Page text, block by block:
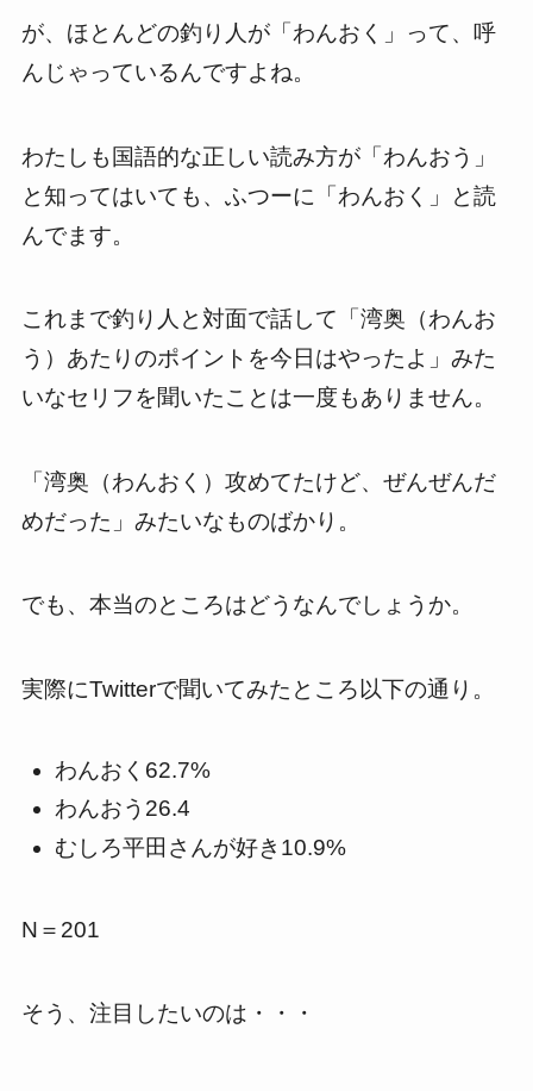
が、ほとんどの釣り人が「わんおく」って、呼
んじゃっているんですよね。
わたしも国語的な正しい読み方が「わんおう」
と知ってはいても、ふつーに「わんおく」と読
んでます。
これまで釣り人と対面で話して「湾奥（わんお
う）あたりのポイントを今日はやったよ」みた
いなセリフを聞いたことは一度もありません。
「湾奥（わんおく）攻めてたけど、ぜんぜんだ
めだった」みたいなものばかり。
でも、本当のところはどうなんでしょうか。
実際にTwitterで聞いてみたところ以下の通り。
わんおく62.7%
わんおう26.4
むしろ平田さんが好き10.9%
N＝201
そう、注目したいのは・・・